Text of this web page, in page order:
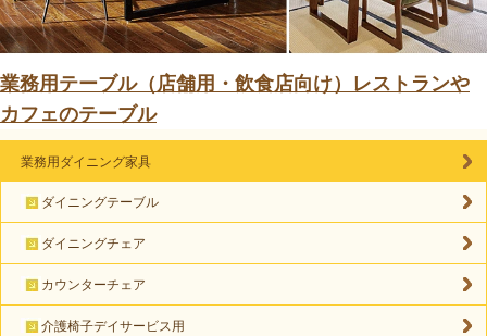
業務用テーブル（店舗用・飲食店向け）レストランや
カフェのテーブル
業務用ダイニング家具
ダイニングテーブル
ダイニングチェア
カウンターチェア
介護椅子デイサービス用